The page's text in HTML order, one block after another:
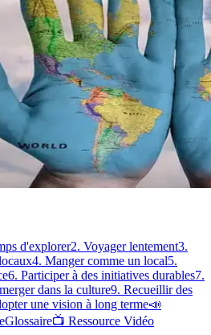
d'explorer2. Voyager lentement3.
4. Manger comme un local5.
6. Participer à des initiatives durables7.
dans la culture9. Recueillir des
une vision à long terme📣
Glossaire📺 Ressource Vidéo